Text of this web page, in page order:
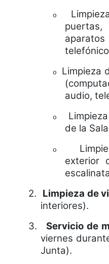
o
o
Limpieza
audio,
o
de la
o
exterior
2.
Limpieza de
interiores).
3.
Servicio de
viernes
Junta).